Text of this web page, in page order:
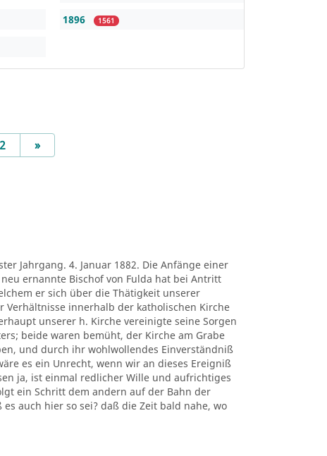
1896 1561
»Next
Jahrgang. 4. Januar 1882. Die Anfänge einer
ernannte Bischof von Fulda hat bei Antritt
er sich über die Thätigkeit unserer
innerhalb der katholischen Kirche
unserer h. Kirche vereinigte seine Sorgen
beide waren bemüht, der Kirche am Grabe
und durch ihr wohlwollendes Einverständniß
es ein Unrecht, wenn wir an dieses Ereigniß
ja, ist einmal redlicher Wille und aufrichtiges
ein Schritt dem andern auf der Bahn der
auch hier so sei? daß die Zeit bald nahe, wo